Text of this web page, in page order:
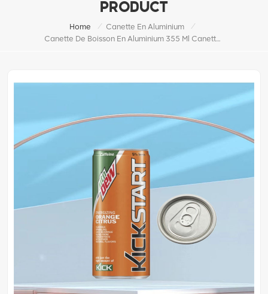
PRODUCT
Home / Canette En Aluminium
/
Canette De Boisson En Aluminium 355 Ml Canette Élégante/lisse